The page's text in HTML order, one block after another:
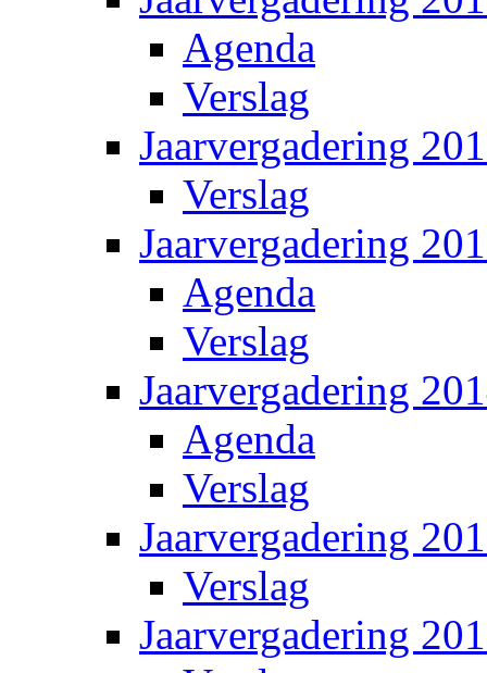
Agenda
Verslag
Jaarvergadering
Verslag
Jaarvergadering
Agenda
Verslag
Jaarvergadering
Agenda
Verslag
Jaarvergadering
Verslag
Jaarvergadering